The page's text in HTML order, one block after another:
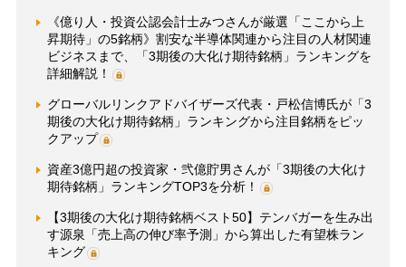
《億り人・投資公認会計士みつさんが厳選「ここから上
昇期待」の5銘柄》割安な半導体関連から注目の人材関連
ビジネスまで、「3期後の大化け期待銘柄」ランキングを
詳細解説！
グローバルリンクアドバイザーズ代表・戸松信博氏が「3
期後の大化け期待銘柄」ランキングから注目銘柄をピッ
クアップ
資産3億円超の投資家・弐億貯男さんが「3期後の大化け
期待銘柄」ランキングTOP3を分析！
【3期後の大化け期待銘柄ベスト50】テンバガーを生み出
す源泉「売上高の伸び率予測」から算出した有望株ラン
キング